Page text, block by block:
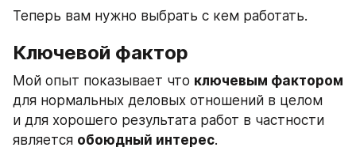
Теперь вам нужно выбрать с кем работать.
Ключевой фактор
Мой опыт показывает что ключевым фактором
для нормальных деловых отношений в целом
и для хорошего результата работ в частности
является обоюдный интерес.